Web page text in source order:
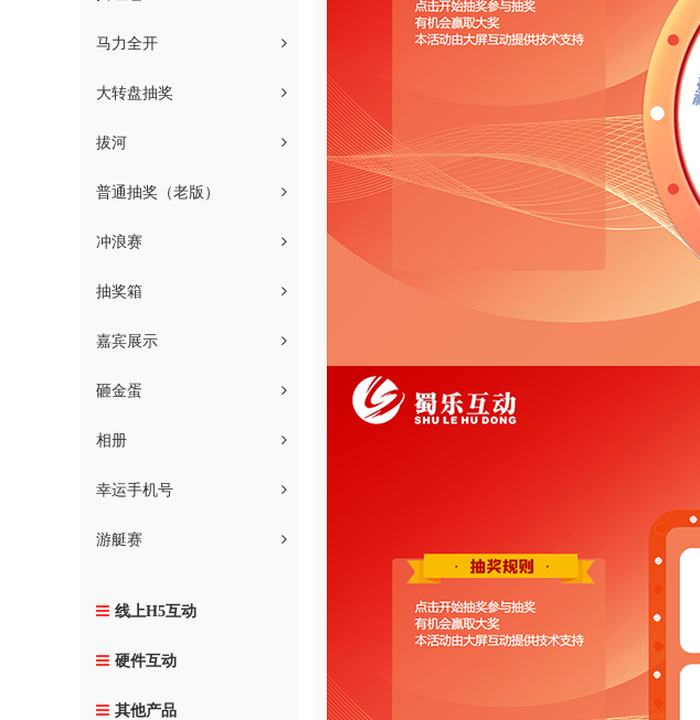
马力全开
大转盘抽奖
拔河
普通抽奖（老版）
冲浪赛
抽奖箱
嘉宾展示
砸金蛋
相册
幸运手机号
游艇赛
线上H5互动
硬件互动
其他产品